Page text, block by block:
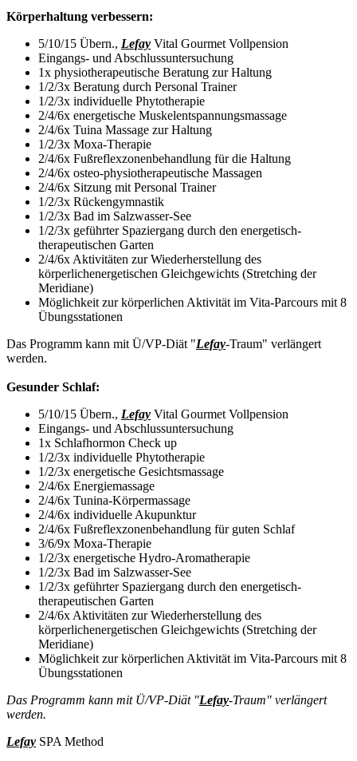
Körperhaltung verbessern:
5/10/15 Übern., Lefay Vital Gourmet Vollpension
Eingangs- und Abschlussuntersuchung
1x physiotherapeutische Beratung zur Haltung
1/2/3x Beratung durch Personal Trainer
1/2/3x individuelle Phytotherapie
2/4/6x energetische Muskelentspannungsmassage
2/4/6x Tuina Massage zur Haltung
1/2/3x Moxa-Therapie
2/4/6x Fußreflexzonenbehandlung für die Haltung
2/4/6x osteo-physiotherapeutische Massagen
2/4/6x Sitzung mit Personal Trainer
1/2/3x Rückengymnastik
1/2/3x Bad im Salzwasser-See
1/2/3x geführter Spaziergang durch den energetisch-
therapeutischen Garten
2/4/6x Aktivitäten zur Wiederherstellung des
körperlichenergetischen Gleichgewichts (Stretching der
Meridiane)
Möglichkeit zur körperlichen Aktivität im Vita-Parcours mit 8
Übungsstationen
Das Programm kann mit Ü/VP-Diät "Lefay-Traum" verlängert
werden.
Gesunder Schlaf:
5/10/15 Übern., Lefay Vital Gourmet Vollpension
Eingangs- und Abschlussuntersuchung
1x Schlafhormon Check up
1/2/3x individuelle Phytotherapie
1/2/3x energetische Gesichtsmassage
2/4/6x Energiemassage
2/4/6x Tunina-Körpermassage
2/4/6x individuelle Akupunktur
2/4/6x Fußreflexzonenbehandlung für guten Schlaf
3/6/9x Moxa-Therapie
1/2/3x energetische Hydro-Aromatherapie
1/2/3x Bad im Salzwasser-See
1/2/3x geführter Spaziergang durch den energetisch-
therapeutischen Garten
2/4/6x Aktivitäten zur Wiederherstellung des
körperlichenergetischen Gleichgewichts (Stretching der
Meridiane)
Möglichkeit zur körperlichen Aktivität im Vita-Parcours mit 8
Übungsstationen
Das Programm kann mit Ü/VP-Diät "Lefay-Traum" verlängert
werden.
Lefay SPA Method